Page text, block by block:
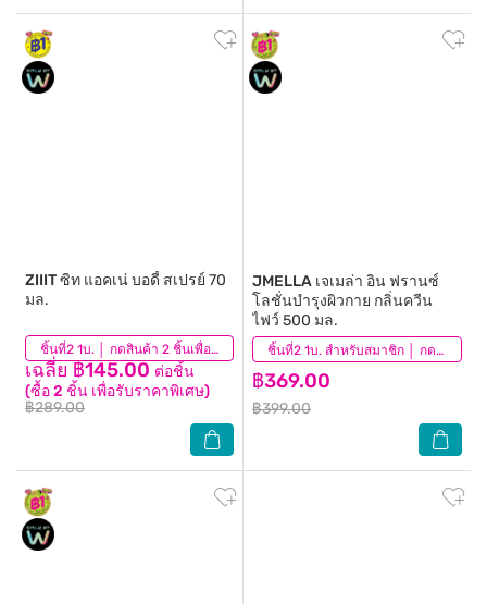
ชิ้นที่2 1บ. │ กดสินค้า 2 ชิ้นเพื่อรับโปรโมชันนี้
ZIIITซิท แอคเน่ บอดี้ สเปรย์ 70
มล.
เฉลี่ย ฿145.00 ต่อชิ้น
(ซื้อ 2 ชิ้น เพื่อรับราคาพิเศษ)
฿289.00
(38) ชิ้นที่2 1บ. สำหรับสมาชิก │ กดสินค้า 2 ชิ้นเพื่อรับโปรโมชันนี้
JMELLA เจเมล่า อิน ฟรานซ์
โลชั่นบำรุงผิวกาย กลิ่นควีน
ไฟว์ 500 มล.
฿369.00
฿399.00
(94)